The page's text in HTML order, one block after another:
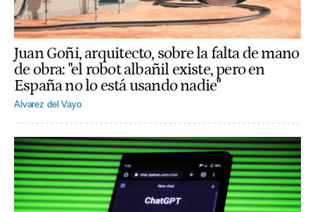
Juan Goñi, arquitecto, sobre la falta de mano
de obra: "el robot albañil existe, pero en
España no lo está usando nadie"
Alvarez del Vayo